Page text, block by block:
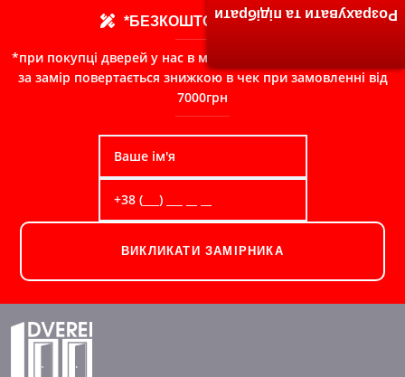
*БЕЗКОШТОВНИЙ ЗАМІР
*при покупці дверей у нас в магазині, сума сплачена Вами
за замір повертається знижкою в чек при замовленні від
7000грн
ВИКЛИКАТИ ЗАМІРНИКА
Розрахувати та підібрати